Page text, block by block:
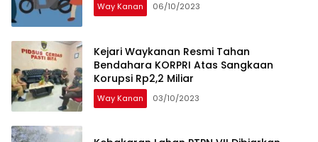
Way Kanan 06/10/2023
Kejari Waykanan Resmi Tahan
Bendahara KORPRI Atas Sangkaan
Korupsi Rp2,2 Miliar
Way Kanan 03/10/2023